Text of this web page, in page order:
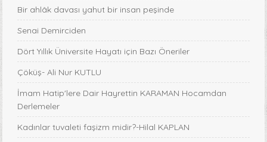
Bir ahlâk davası yahut bir insan peşinde
Senai Demirciden
Dört Yıllık Üniversite Hayatı için Bazı Öneriler
Çöküş- Ali Nur KUTLU
İmam Hatip'lere Dair Hayrettin KARAMAN Hocamdan
Derlemeler
Kadınlar tuvaleti faşizm midir?-Hilal KAPLAN